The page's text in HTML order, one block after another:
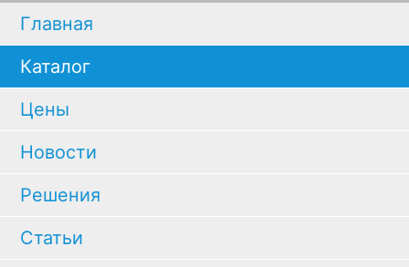
Главная
Каталог
Цены
Новости
Решения
Статьи